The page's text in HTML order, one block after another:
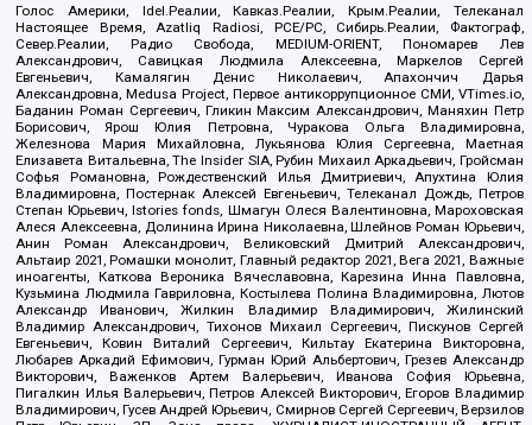
Голос Америки, Idel.Реалии, Кавказ.Реалии, Крым.Реалии, Телеканал
Настоящее Время, Azatliq Radiosi, PCE/PC, Сибирь.Реалии, Фактограф,
Север.Реалии, Радио Свобода, MEDIUM-ORIENT, Пономарев Лев
Александрович, Савицкая Людмила Алексеевна, Маркелов Сергей
Евгеньевич, Камалягин Денис Николаевич, Апахончич Дарья
Александровна, Medusa Project, Первое антикоррупционное СМИ, VTimes.io,
Баданин Роман Сергеевич, Гликин Максим Александрович, Маняхин Петр
Борисович, Ярош Юлия Петровна, Чуракова Ольга Владимировна,
Железнова Мария Михайловна, Лукьянова Юлия Сергеевна, Маетная
Елизавета Витальевна, The Insider SIA, Рубин Михаил Аркадьевич, Гройсман
Софья Романовна, Рождественский Илья Дмитриевич, Апухтина Юлия
Владимировна, Постернак Алексей Евгеньевич, Телеканал Дождь, Петров
Степан Юрьевич, Istories fonds, Шмагун Олеся Валентиновна, Мароховская
Алеся Алексеевна, Долинина Ирина Николаевна, Шлейнов Роман Юрьевич,
Анин Роман Александрович, Великовский Дмитрий Александрович,
Альтаир 2021, Ромашки монолит, Главный редактор 2021, Вега 2021, Важные
иноагенты, Каткова Вероника Вячеславовна, Карезина Инна Павловна,
Кузьмина Людмила Гавриловна, Костылева Полина Владимировна, Лютов
Александр Иванович, Жилкин Владимир Владимирович, Жилинский
Владимир Александрович, Тихонов Михаил Сергеевич, Пискунов Сергей
Евгеньевич, Ковин Виталий Сергеевич, Кильтау Екатерина Викторовна,
Любарев Аркадий Ефимович, Гурман Юрий Альбертович, Грезев Александр
Викторович, Важенков Артем Валерьевич, Иванова София Юрьевна,
Пигалкин Илья Валерьевич, Петров Алексей Викторович, Егоров Владимир
Владимирович, Гусев Андрей Юрьевич, Смирнов Сергей Сергеевич, Верзилов